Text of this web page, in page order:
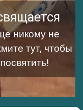
никому не
тут, чтобы